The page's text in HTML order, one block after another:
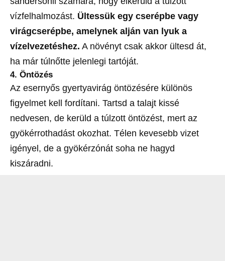
vízfelhalmozást. Ültessük egy cserépbe vagy
virágcserépbe, amelynek alján van lyuk a
vízelvezetéshez. A növényt csak akkor ültesd át,
ha már túlnőtte jelenlegi tartóját.
4. Öntözés
Az esernyős gyertyavirág öntözésére különös
figyelmet kell fordítani. Tartsd a talajt kissé
nedvesen, de kerüld a túlzott öntözést, mert az
gyökérrothadást okozhat. Télen kevesebb vizet
igényel, de a gyökérzónát soha ne hagyd
kiszáradni.